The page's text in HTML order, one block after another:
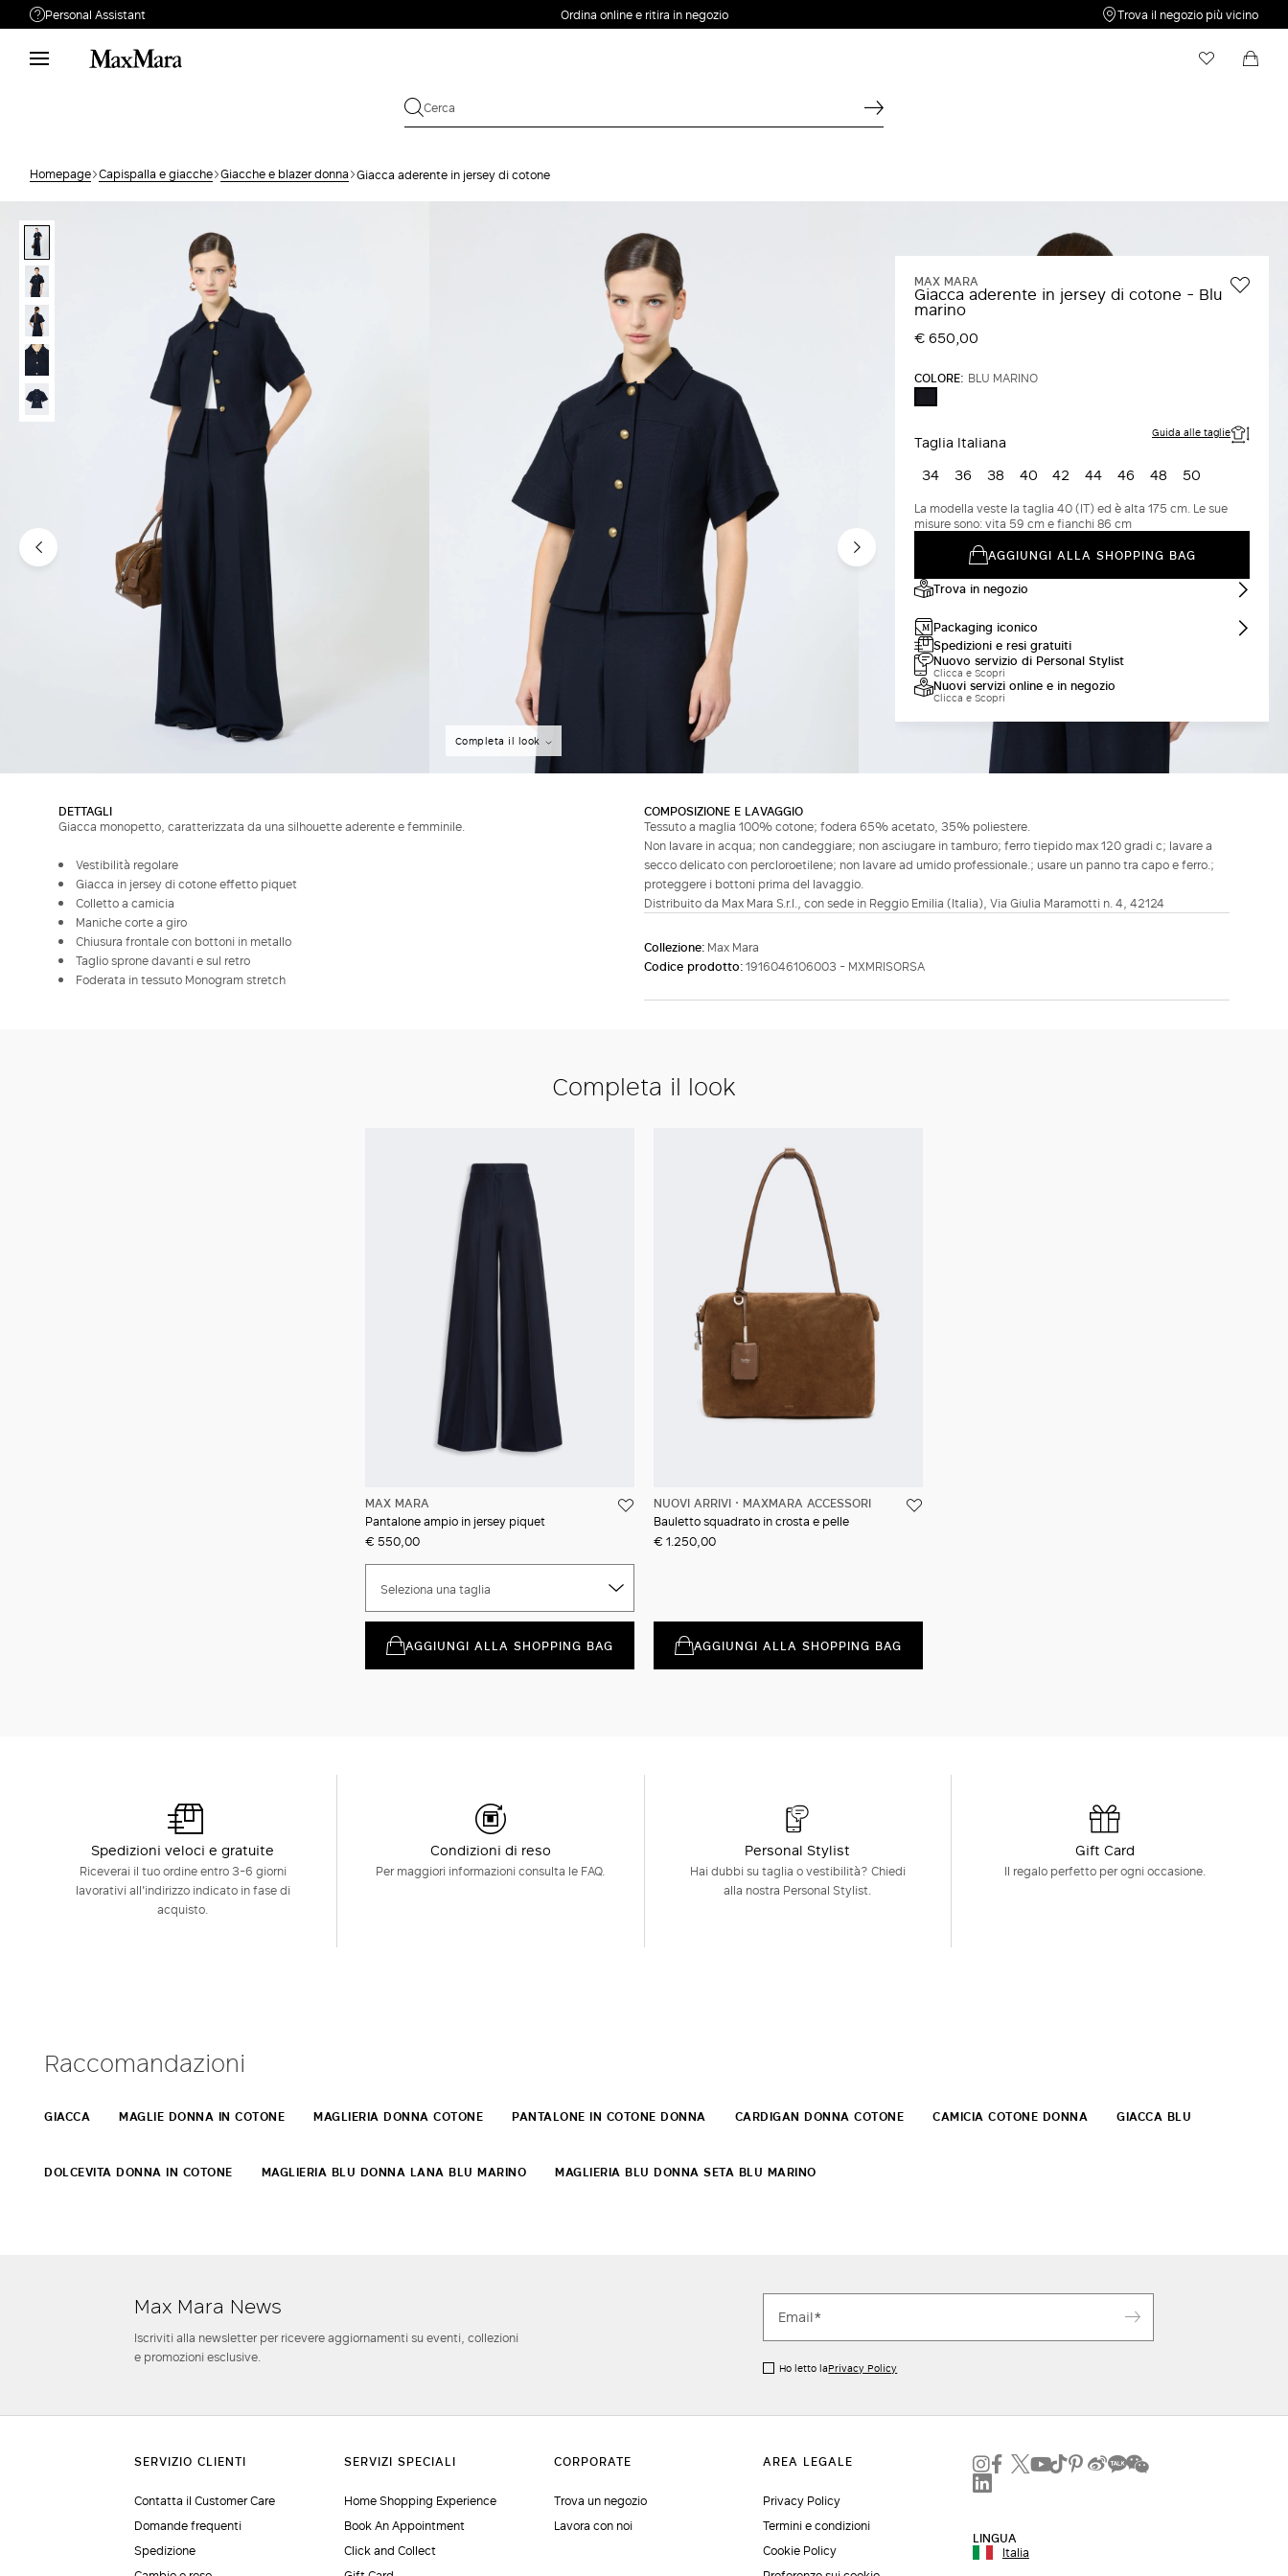
Personal Assistant
Hai bisogno di aiuto?
Telefono: lun / ven 09:00 - 18:00
Ordina online e ritira in negozio Trova il negozio più vicino
Homepage Capispalla e giacche Giacche e blazer donna Giacca aderente in jersey di cotone
Completa il look
MAX MARA
Giacca aderente in jersey di cotone - Blu
marino
€ 650,00
COLORE: BLU MARINO
MARINO
Taglia Italiana Guida alle taglie
34 36 38 40 42 44 46 48 50
La modella veste la taglia 40 (IT) ed è alta 175 cm. Le sue
misure sono: vita 59 cm e fianchi 86 cm
AGGIUNGI ALLA SHOPPING BAG
Trova in negozio
Packaging iconico
Spedizioni e resi gratuiti
Nuovo servizio di Personal Stylist
Clicca e Scopri
Nuovi servizi online e in negozio
Clicca e Scopri
DETTAGLI
Giacca monopetto, caratterizzata da una silhouette aderente e femminile.
Vestibilità regolare
Giacca in jersey di cotone effetto piquet
Colletto a camicia
Maniche corte a giro
Chiusura frontale con bottoni in metallo
Taglio sprone davanti e sul retro
Foderata in tessuto Monogram stretch
COMPOSIZIONE E LAVAGGIO
Tessuto a maglia 100% cotone; fodera 65% acetato, 35% poliestere.
Non lavare in acqua; non candeggiare; non asciugare in tamburo; ferro tiepido max 120 gradi c; lavare a
secco delicato con percloroetilene; non lavare ad umido professionale.; usare un panno tra capo e ferro.;
proteggere i bottoni prima del lavaggio.
Distribuito da Max Mara S.r.l., con sede in Reggio Emilia (Italia), Via Giulia Maramotti n. 4, 42124
Collezione: Max Mara
Codice prodotto:1916046106003 - MXMRISORSA
Completa il look
MAX MARA
Pantalone ampio in jersey piquet
€ 550,00
Seleziona una taglia
AGGIUNGI ALLA SHOPPING BAG
NUOVI ARRIVI
MAXMARA ACCESSORI
Bauletto squadrato in crosta e pelle
€ 1.250,00
AGGIUNGI ALLA SHOPPING BAG
Spedizioni veloci e gratuite
Riceverai il tuo ordine entro 3-6 giorni
lavorativi all'indirizzo indicato in fase di
acquisto.
Condizioni di reso
Per maggiori informazioni consulta le FAQ.
Personal Stylist
Hai dubbi su taglia o vestibilità? Chiedi
alla nostra Personal Stylist.
Gift Card
Il regalo perfetto per ogni occasione.
Raccomandazioni
GIACCA MAGLIE DONNA IN COTONE MAGLIERIA DONNA COTONE PANTALONE IN COTONE DONNA CARDIGAN DONNA COTONE CAMICIA COTONE DONNA GIACCA BLU
DOLCEVITA DONNA IN COTONE MAGLIERIA BLU DONNA LANA BLU MARINO MAGLIERIA BLU DONNA SETA BLU MARINO
Max Mara News
Iscriviti alla newsletter per ricevere aggiornamenti su eventi, collezioni
e promozioni esclusive.
Ho letto laPrivacy Policy
Contatta il Customer Care
Domande frequenti
Spedizione
Home Shopping Experience
Book An Appointment
Click and Collect
Trova un negozio
Lavora con noi
Privacy Policy
Termini e condizioni
Cookie Policy
LINGUA
Italia
Password dimenticata?
ACCEDI
Login
ACCEDI CON GOOGLE ACCEDI CON
FACEBOOK
Non hai un account?